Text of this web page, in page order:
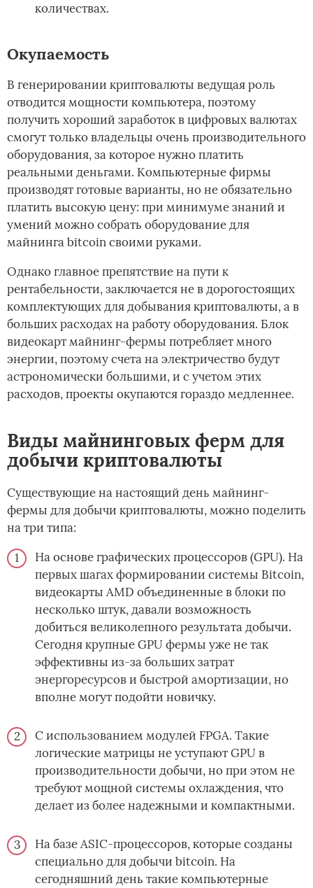
количествах.
Окупаемость
В генерировании криптовалюты ведущая роль
отводится мощности компьютера, поэтому
получить хороший заработок в цифровых валютах
смогут только владельцы очень производительного
оборудования, за которое нужно платить
реальными деньгами. Компьютерные фирмы
производят готовые варианты, но не обязательно
платить высокую цену: при минимуме знаний и
умений можно собрать оборудование для
майнинга bitcoin своими руками.
Однако главное препятствие на пути к
рентабельности, заключается не в дорогостоящих
комплектующих для добывания криптовалюты, а в
больших расходах на работу оборудования. Блок
видеокарт майнинг-фермы потребляет много
энергии, поэтому счета на электричество будут
астрономически большими, и с учетом этих
расходов, проекты окупаются гораздо медленнее.
Виды майнинговых ферм для
добычи криптовалюты
Существующие на настоящий день майнинг-
фермы для добычи криптовалюты, можно поделить
на три типа:
На основе графических процессоров (GPU). На
первых шагах формировании системы Bitcoin,
видеокарты AMD объединенные в блоки по
несколько штук, давали возможность
добиться великолепного результата добычи.
Сегодня крупные GPU фермы уже не так
эффективны из-за больших затрат
энергоресурсов и быстрой амортизации, но
вполне могут подойти новичку.
С использованием модулей FPGA. Такие
логические матрицы не уступают GPU в
производительности добычи, но при этом не
требуют мощной системы охлаждения, что
делает из более надежными и компактными.
На базе ASIC-процессоров, которые созданы
специально для добычи bitcoin. На
сегодняшний день такие компьютерные